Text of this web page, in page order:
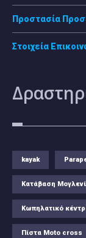
Προστασία
Στοιχεία
kayak
Κατάβαση
Κωπηλατικό
Πίστα Moto cross